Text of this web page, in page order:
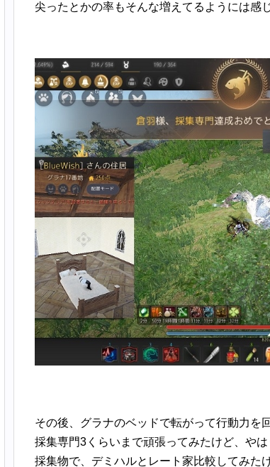
尖ったとかの率もそんな増えてるようには感
その後、グラナのベッドで転がって行動力を
採集専門3くらいまで頑張ってみたけど、やは
採集物で、デミハルとレート家比較してみた